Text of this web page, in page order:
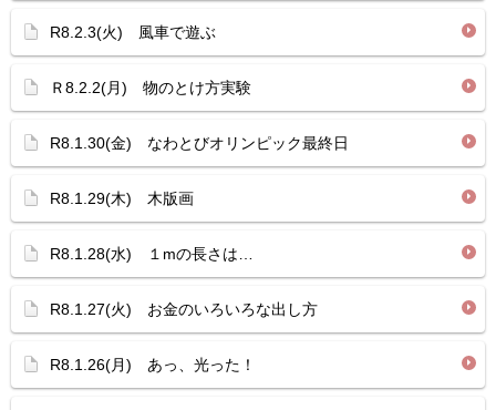
R8.2.3(火) 風車で遊ぶ
Ｒ8.2.2(月) 物のとけ方実験
R8.1.30(金) なわとびオリンピック最終日
R8.1.29(木) 木版画
R8.1.28(水) １mの長さは…
R8.1.27(火) お金のいろいろな出し方
R8.1.26(月) あっ、光った！